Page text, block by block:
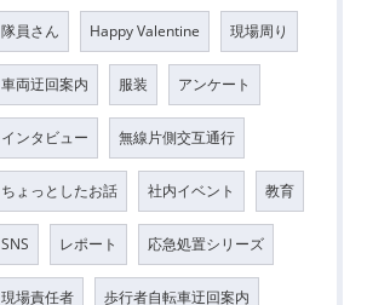
隊員さん Happy Valentine 現場周り
車両迂回案内 服装 アンケート
インタビュー 無線片側交互通行
ちょっとしたお話 社内イベント 教育
SNS レポート 応急処置シリーズ
現場責任者 歩行者自転車迂回案内